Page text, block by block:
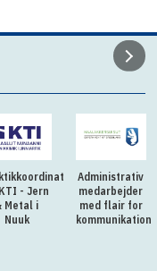
- Jern
Metal i
Nuuk
Administrativ
medarbejder
med flair for
kommunikation